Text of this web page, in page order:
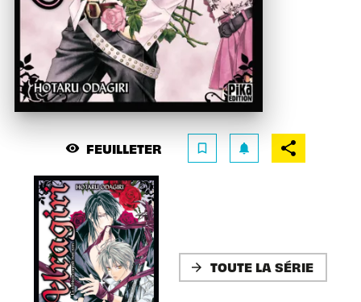
visibility FEUILLETER bookmark_border notifications
arrow_forward TOUTE LA SÉRIE